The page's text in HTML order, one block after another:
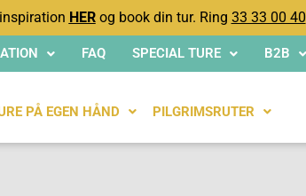
HERog book din tur. Ring 33 33 00 40
FAQ SPECIAL TURE B2B
PÅ EGEN HÅND PILGRIMSRUTER